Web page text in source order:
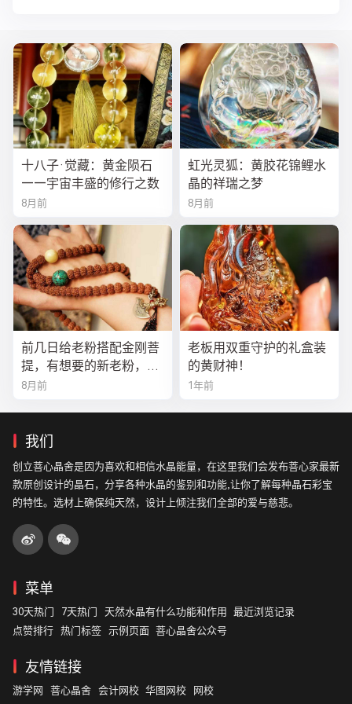
十八子·觉藏：黄金陨石
——宇宙丰盛的修行之数
8月前
虹光灵狐：黄胶花锦鲤水
晶的祥瑞之梦
8月前
前几日给老粉搭配金刚菩
提，有想要的新老粉，都
可以来排队
8月前
老板用双重守护的礼盒装
的黄财神！
1年前
我们
创立菩心晶舍是因为喜欢和相信水晶能量，在这里我们会发布菩心家最新
款原创设计的晶石，分享各种水晶的鉴别和功能,让你了解每种晶石彩宝
的特性。选材上确保纯天然，设计上倾注我们全部的爱与慈悲。
菜单
30天热门 7天热门 天然水晶有什么功能和作用
最近浏览记录
点赞排行 热门标签 示例页面 菩心晶舍公众号
友情链接
游学网 菩心晶舍 会计网校 华图网校 网校